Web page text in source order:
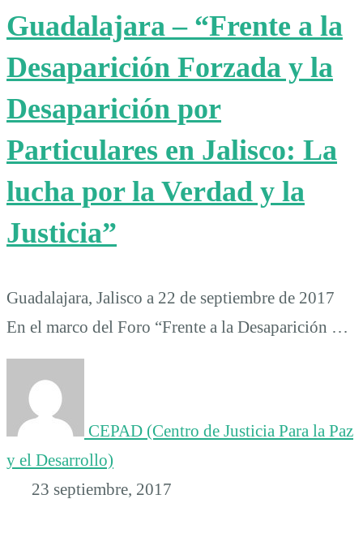
Guadalajara – “Frente a la
Desaparición Forzada y la
Desaparición por
Particulares en Jalisco: La
lucha por la Verdad y la
Justicia”
Guadalajara, Jalisco a 22 de septiembre de 2017
En el marco del Foro “Frente a la Desaparición …
CEPAD (Centro de Justicia Para la Paz
y el Desarrollo)
23 septiembre, 2017